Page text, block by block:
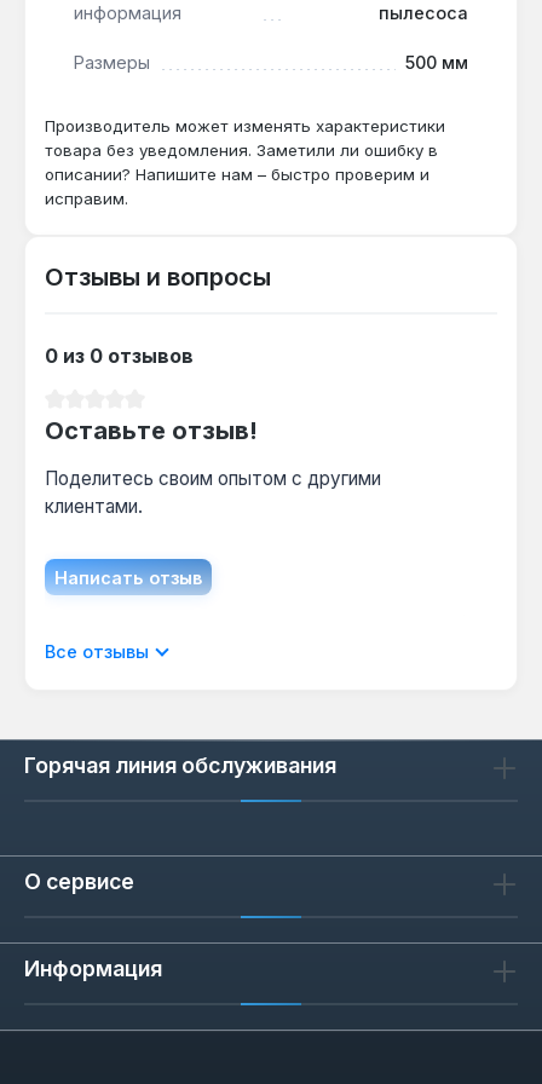
Да — регулировка оборотов до 12000 об/мин
снизить скорость для деликатной обработки
Как часто нужно менять шлифовальный
круг?
позволяет сделать это за несколько секунд,
информация
пылесоса
Размеры 500 мм
Производитель может изменять характеристики
товара без уведомления. Заметили ли ошибку в
описании? Напишите нам – быстро проверим и
исправим.
Отзывы и вопросы
0 из 0 отзывов
Оставьте отзыв!
Поделитесь своим опытом с другими
клиентами.
Написать отзыв
Отображать отзывы только на текущем
Все отзывы
Горячая линия обслуживания
О сервисе
Информация